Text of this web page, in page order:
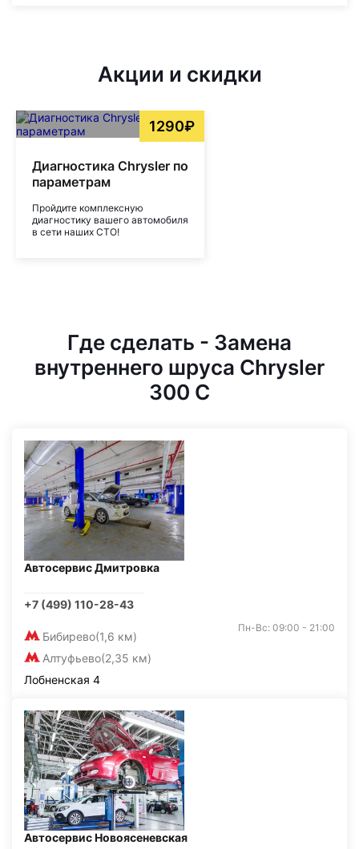
Акции и скидки
1290₽
Диагностика Chrysler по
параметрам
Пройдите комплексную
диагностику вашего автомобиля
в сети наших СТО!
Где сделать - Замена
внутреннего шруса Chrysler
300 C
Автосервис Дмитровка
+7 (499) 110-28-43
Бибирево(1,6 км)
Алтуфьево(2,35 км)
Пн-Вс: 09:00 - 21:00
Лобненская 4
Автосервис Новоясеневская